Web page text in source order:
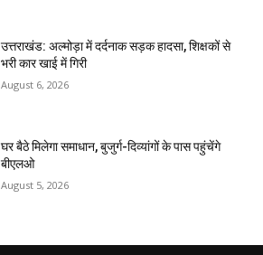
उत्तराखंड: अल्मोड़ा में दर्दनाक सड़क हादसा, शिक्षकों से
भरी कार खाई में गिरी
August 6, 2026
घर बैठे मिलेगा समाधान, बुजुर्ग-दिव्यांगों के पास पहुंचेंगे
बीएलओ
August 5, 2026